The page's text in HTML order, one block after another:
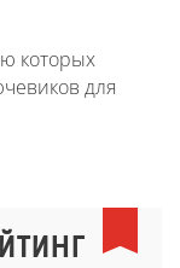
которых
для